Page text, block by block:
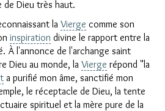
de Dieu très haut.
la Vierge comme son
inspiration divine le rapport entre la
À l'annonce de l'archange saint
Dieu au monde, la Vierge répond "la
a purifié mon âme, sanctifié mon
le réceptacle de Dieu, la tente
spirituel et la mère pure de la